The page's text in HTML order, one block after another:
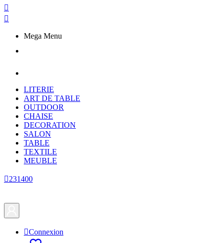


Mega Menu
LITERIE
ART DE TABLE
OUTDOOR
CHAISE
DECORATION
SALON
TABLE
TEXTILE
MEUBLE
231400
Connexion